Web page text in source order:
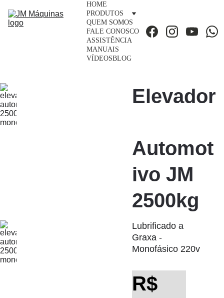
HOME
PRODUTOS
QUEM SOMOS
FALE CONOSCO
ASSISTÊNCIA
MANUAIS
VÍDEOSBLOG
Elevador
Automot
ivo JM
2500kg
Lubrificado a
Graxa -
Monofásico 220v
R$